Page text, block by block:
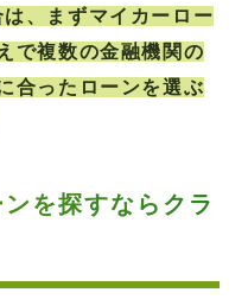
、まずマイカーロー
で複数の金融機関の
合ったローンを選ぶ
を探すならクラ